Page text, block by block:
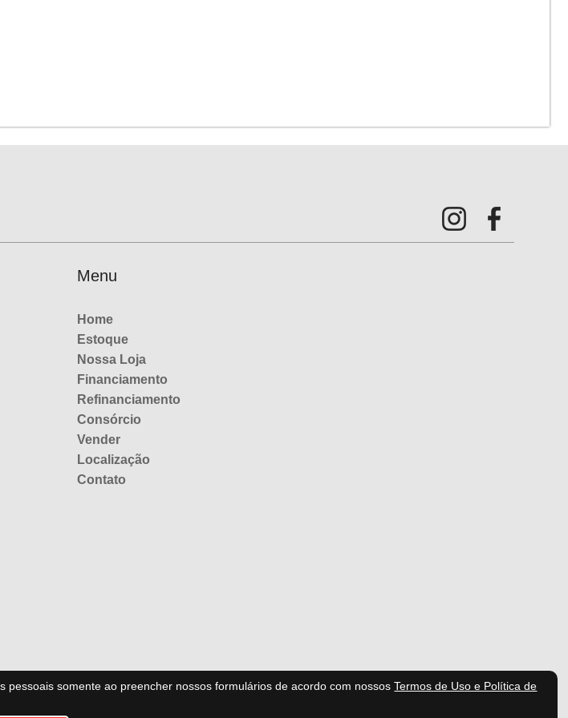
Menu
Home
Estoque
Nossa Loja
Financiamento
Refinanciamento
Consórcio
Vender
Localização
Contato
pessoais somente ao preencher nossos formulários de acordo com nossosTermos de Uso e Política de